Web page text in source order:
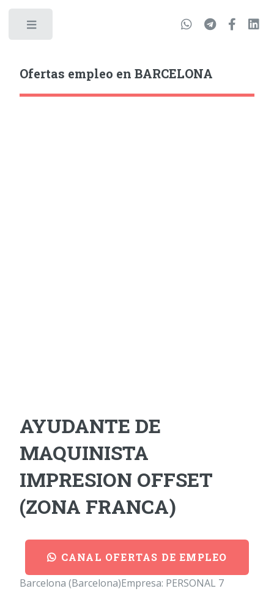
Ofertas empleo en BARCELONA
AYUDANTE DE
MAQUINISTA
IMPRESION OFFSET
(ZONA FRANCA)
CANAL OFERTAS DE EMPLEO
Barcelona (Barcelona)Empresa: PERSONAL 7